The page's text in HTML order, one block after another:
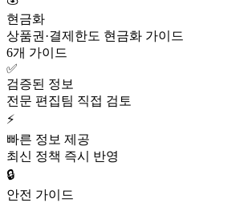
현금화
상품권·결제한도 현금화 가이드
6개 가이드
✅
검증된 정보
전문 편집팀 직접 검토
⚡
빠른 정보 제공
최신 정책 즉시 반영
🔒
안전 가이드